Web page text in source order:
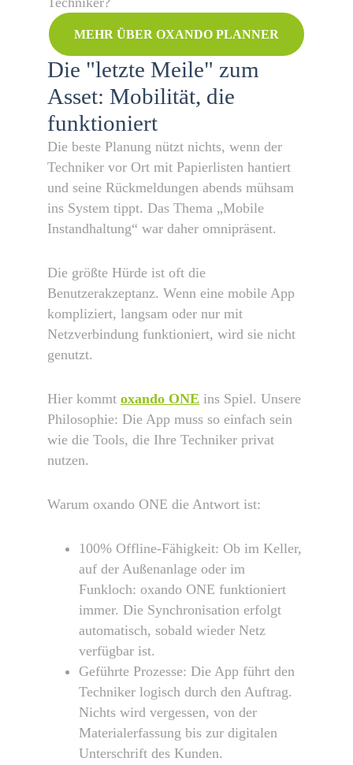
MEHR ÜBER OXANDO PLANNER
Die "letzte Meile" zum
Asset: Mobilität, die
funktioniert
Die beste Planung nützt nichts, wenn der
Techniker vor Ort mit Papierlisten hantiert
und seine Rückmeldungen abends mühsam
ins System tippt. Das Thema „Mobile
Instandhaltung“ war daher omnipräsent.
Die größte Hürde ist oft die
Benutzerakzeptanz. Wenn eine mobile App
kompliziert, langsam oder nur mit
Netzverbindung funktioniert, wird sie nicht
genutzt.
Hier kommt oxando ONE ins Spiel. Unsere
Philosophie: Die App muss so einfach sein
wie die Tools, die Ihre Techniker privat
nutzen.
Warum oxando ONE die Antwort ist:
100% Offline-Fähigkeit: Ob im Keller,
auf der Außenanlage oder im
Funkloch: oxando ONE funktioniert
immer. Die Synchronisation erfolgt
automatisch, sobald wieder Netz
verfügbar ist.
Geführte Prozesse: Die App führt den
Techniker logisch durch den Auftrag.
Nichts wird vergessen, von der
Materialerfassung bis zur digitalen
Unterschrift des Kunden.